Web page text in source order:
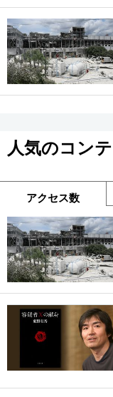
人気のコン
アクセス数